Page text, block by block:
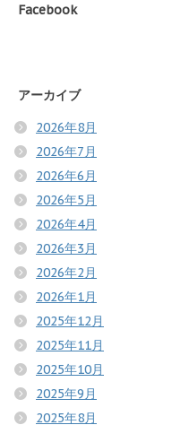
Facebook
アーカイブ
2026年8月
2026年7月
2026年6月
2026年5月
2026年4月
2026年3月
2026年2月
2026年1月
2025年12月
2025年11月
2025年10月
2025年9月
2025年8月